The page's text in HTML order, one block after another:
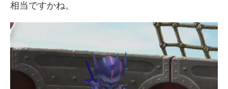
相当ですかね。